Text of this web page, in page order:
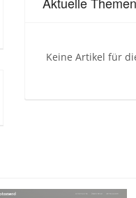
Keine Artikel für